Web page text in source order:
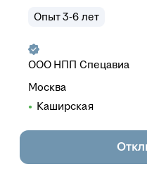
Опыт 3-6 лет
ООО НПП Спецавиа
Москва
Каширская